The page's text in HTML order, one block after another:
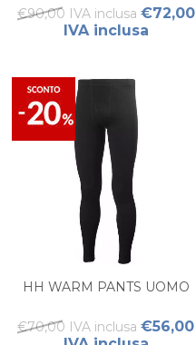
€90,00 IVA inclusa €72,00
IVA inclusa
HH WARM PANTS UOMO
€70,00 IVA inclusa €56,00